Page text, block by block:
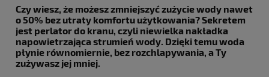
Czy wiesz, że możesz zmniejszyć zużycie wody nawet
o50% bez utraty komfortu użytkowania? Sekretem
jest perlator do kranu, czyli niewielka nakładka
napowietrzająca strumień wody. Dzięki temu woda
płynie równomiernie, bez rozchlapywania, a Ty
zużywasz jej mniej.